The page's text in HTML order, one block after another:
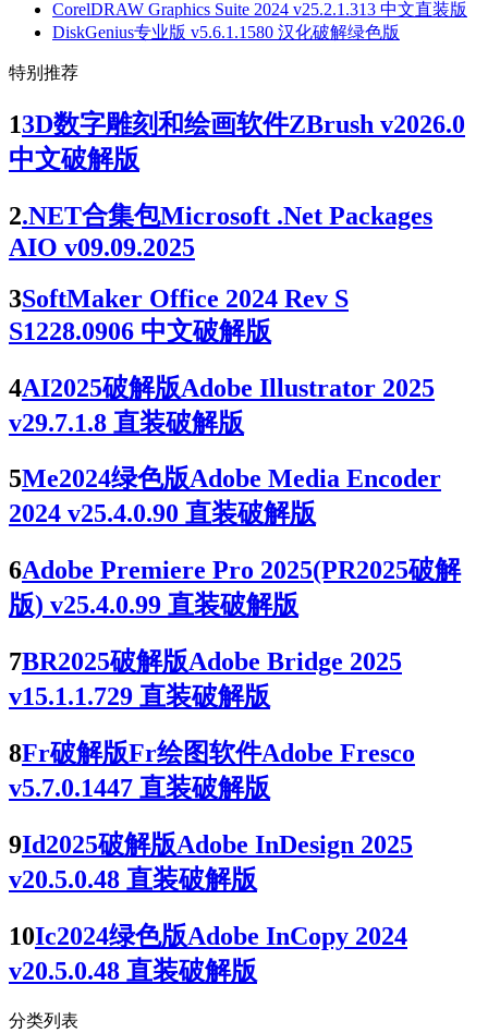
CorelDRAW Graphics Suite 2024 v25.2.1.313 中文直装版
DiskGenius专业版 v5.6.1.1580 汉化破解绿色版
特别推荐
13D数字雕刻和绘画软件ZBrush v2026.0
中文破解版
2.NET合集包Microsoft .Net Packages
AIO v09.09.2025
3SoftMaker Office 2024 Rev S
S1228.0906 中文破解版
4AI2025破解版Adobe Illustrator 2025
v29.7.1.8 直装破解版
5Me2024绿色版Adobe Media Encoder
2024 v25.4.0.90 直装破解版
6Adobe Premiere Pro 2025(PR2025破解
版) v25.4.0.99 直装破解版
7BR2025破解版Adobe Bridge 2025
v15.1.1.729 直装破解版
8Fr破解版Fr绘图软件Adobe Fresco
v5.7.0.1447 直装破解版
9Id2025破解版Adobe InDesign 2025
v20.5.0.48 直装破解版
10Ic2024绿色版Adobe InCopy 2024
v20.5.0.48 直装破解版
分类列表